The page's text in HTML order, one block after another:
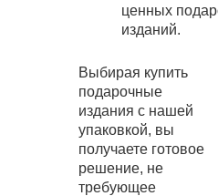
ценных
изданий.
Выбирая купить
подарочные
издания с нашей
упаковкой, вы
получаете готовое
решение, не
требующее